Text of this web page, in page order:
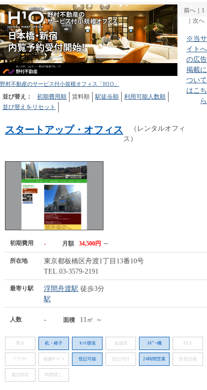
野村不動産のサービス付小規模オフィス「H1O」
並び替え： 初期費用順 賃料順 駅徒歩順
利用可能人数順
並び替えをリセット
前へ
1
次へ
※当サ
イトへ
の広告
掲載に
ついて
はこち
ら
スタートアップ・オフィス （レンタルオフィ
ス）
初期費用 - 月額 34,500円 ～
所在地
東京都板橋区舟渡1丁目13番10号
TEL.03-3579-2191
最寄り駅 浮間舟渡駅 徒歩3分
駅
人数 - 面積 11㎡ ～
受付 机・椅子 ﾈｯﾄ環境 会議室 ｺﾋﾟｰ機 FAX
ﾌﾟﾘﾝﾀｰ 秘書ｻｰﾋﾞｽ 登記可能 登記代行 24時間営業 防音設備
電話対応 時間貸し